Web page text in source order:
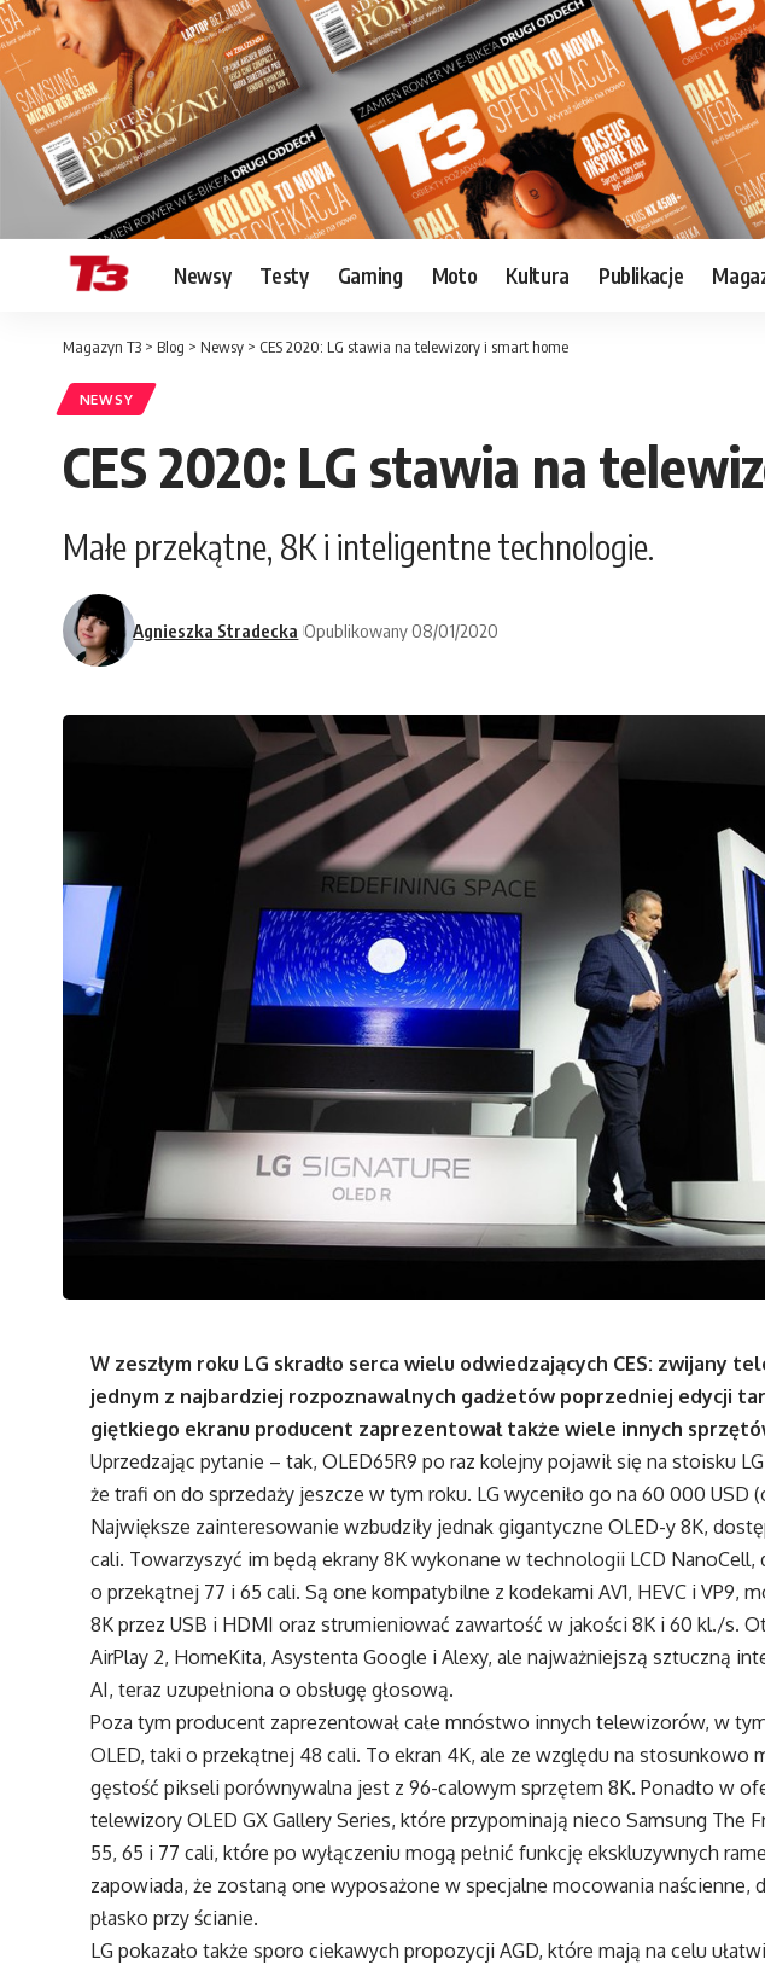
Newsy Testy Gaming Moto Kultura Publikacje
Magazyn T3 > Blog > Newsy > CES 2020: LG stawia na telewizory i smart home
NEWSY
CES 2020: LG stawia na
Małe przekątne, 8K i inteligentne technologie.
Agnieszka Stradecka Opublikowany 08/01/2020
W zeszłym roku LG skradło serca wielu odwiedzających CES: zwijany
jednym z najbardziej rozpoznawalnych gadżetów poprzedniej edycji
giętkiego ekranu producent zaprezentował także wiele innych
Uprzedzając pytanie – tak, OLED65R9 po raz kolejny pojawił się na stoisku
że trafi on do sprzedaży jeszcze w tym roku. LG wyceniło go na 60 000 USD
Największe zainteresowanie wzbudziły jednak gigantyczne OLED-y 8K,
cali. Towarzyszyć im będą ekrany 8K wykonane w technologii LCD NanoCell,
o przekątnej 77 i 65 cali. Są one kompatybilne z kodekami AV1, HEVC i VP9,
8K przez USB i HDMI oraz strumieniować zawartość w jakości 8K i 60 kl./s.
AirPlay 2, HomeKita, Asystenta Google i Alexy, ale najważniejszą sztuczną
AI, teraz uzupełniona o obsługę głosową.
Poza tym producent zaprezentował całe mnóstwo innych telewizorów, w
OLED, taki o przekątnej 48 cali. To ekran 4K, ale ze względu na stosunkowo
gęstość pikseli porównywalna jest z 96-calowym sprzętem 8K. Ponadto w
telewizory OLED GX Gallery Series, które przypominają nieco Samsung The
55, 65 i 77 cali, które po wyłączeniu mogą pełnić funkcję ekskluzywnych
zapowiada, że zostaną one wyposażone w specjalne mocowania naścienne,
płasko przy ścianie.
LG pokazało także sporo ciekawych propozycji AGD, które mają na celu